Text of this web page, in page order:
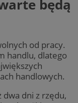
będą
od pracy.
handlu, dlatego
handlowych.
dni z rzędu,